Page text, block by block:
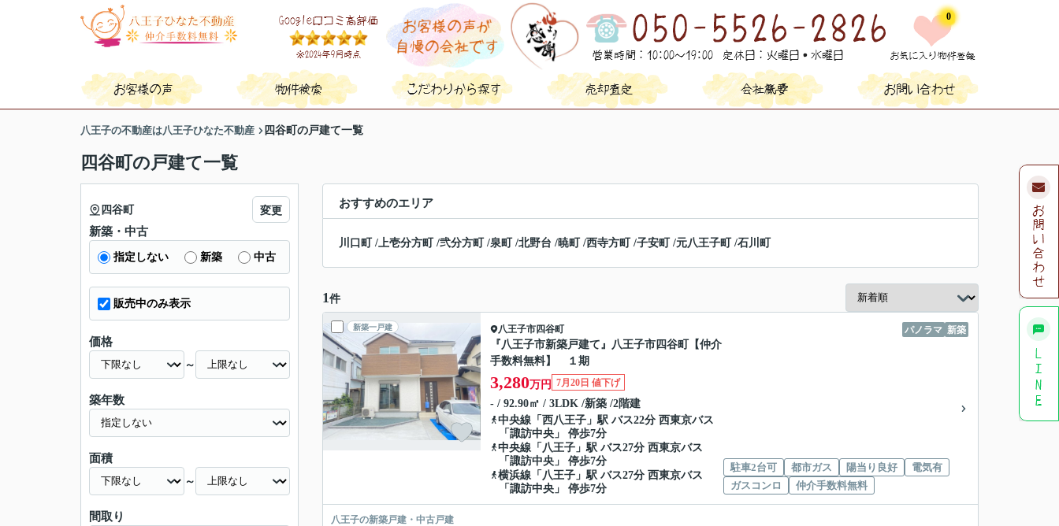
0
八王子の不動産は八王子ひなた不動産 四谷町の戸建て一覧
四谷町の戸建て一覧
おすすめのエリア
川口町 /上壱分方町 /弐分方町 /泉町 /北野台 /暁町 /西寺方町 /子安町 /元八王子町 /石川町
1 件
新築一戸建 パノラマ 新築
八王子市四谷町
『八王子市新築戸建て』八王子市四谷町【仲介
手数料無料】 １期
3,280万円 7月20日 値下げ
- / 92.90㎡ / 3LDK /新築 /2階建
中央線 「 西八王子 」駅 バス22分 西東京バス
「諏訪中央」 停歩7分
中央線 「 八王子 」駅 バス27分 西東京バス
「諏訪中央」 停歩7分
横浜線 「 八王子 」駅 バス27分 西東京バス
「諏訪中央」 停歩7分
駐車2台可 都市ガス 陽当り良好
電気有
ガスコンロ
仲介手数料無料
八王子の新築戸建・中古戸建
四谷町 変更
新築・中古
指定しない 新築 中古
販売中のみ表示
価格
～
築年数
面積
～
間取り